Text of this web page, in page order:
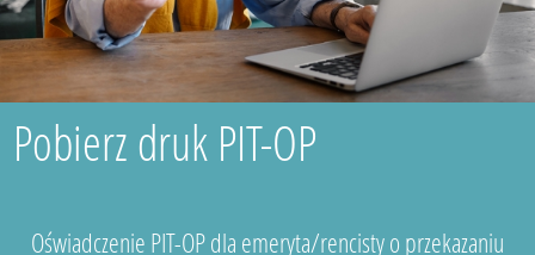
Pobierz druk PIT-OP
Oświadczenie PIT-OP dla emeryta/rencisty o przekazaniu